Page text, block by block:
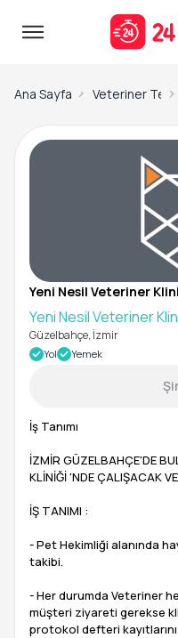
Ana Sayfa Veteriner
Yeni Nesil Veteriner
Yeni Nesil Veteriner
Güzelbahçe, İzmir
Yol Yemek
İş Tanımı
İZMİR GÜZELBAHÇE'DE
KLİNİĞİ 'NDE ÇALIŞACAK
İŞ TANIMI :
- Pet Hekimliği alanında
takibi.
- Her durumda Veteriner
müşteri ziyareti gerekse
protokol defteri